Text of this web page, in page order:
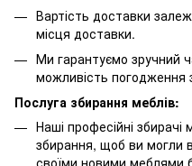
Вартість доставки
місця доставки.
Ми гарантуємо зручний
можливість погодження
Послуга збирання меблів:
Наші професійні
збирання, щоб ви могли